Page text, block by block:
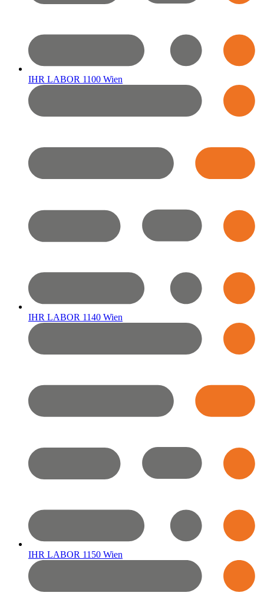
IHR LABOR 1100 Wien
IHR LABOR 1140 Wien
IHR LABOR 1150 Wien